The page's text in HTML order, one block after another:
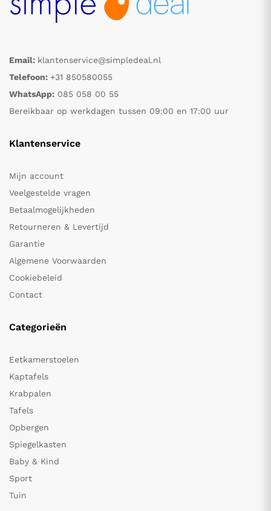
Email: klantenservice@simpledeal.nl
Telefoon: +31 850580055
WhatsApp: 085 058 00 55
Bereikbaar op werkdagen tussen 09:00 en 17:00 uur
Klantenservice
Mijn account
Veelgestelde vragen
Betaalmogelijkheden
Retourneren & Levertijd
Garantie
Algemene Voorwaarden
Cookiebeleid
Contact
Categorieën
Eetkamerstoelen
Kaptafels
Krabpalen
Tafels
Opbergen
Spiegelkasten
Baby & Kind
Sport
Tuin